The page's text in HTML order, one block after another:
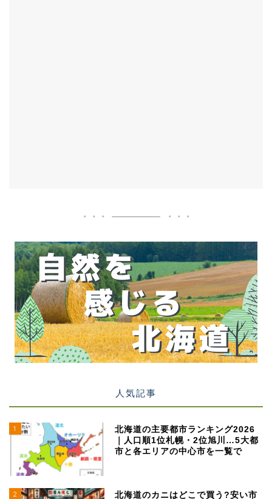
人気記事
1
北海道の主要都市ランキング2026
｜人口順1位札幌・2位旭川…5大都
市と各エリアの中心市を一覧で
2 北海道のカニはどこで買う?安い市